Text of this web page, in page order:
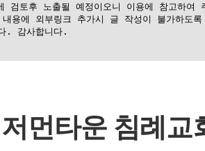
검토후 노출될 예정이오니 이용에 참고하여
용에 외부링크 추가시 글 작성이 불가하도
. 감사합니다.
먼타운 침례교